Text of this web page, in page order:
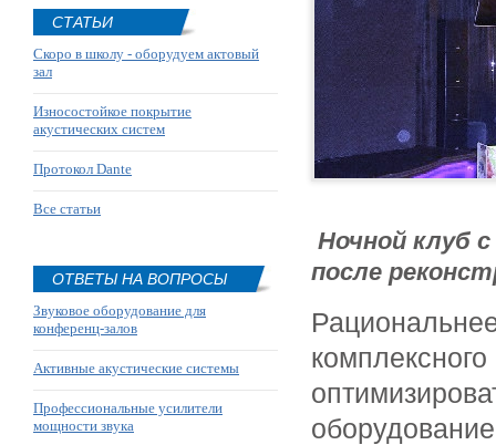
СТАТЬИ
Скоро в школу - оборудуем актовый
зал
Износостойкое покрытие
акустических систем
Протокол Dante
Все статьи
ОТВЕТЫ НА ВОПРОСЫ
Звуковое оборудование для
конференц-залов
Активные акустические системы
Профессиональные усилители
мощности звука
Ночной клуб с
после